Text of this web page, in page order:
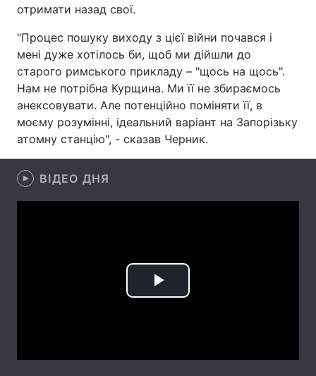
Зброя
Здоров'я Туризм
Цікавинки Погода
Екологія Регіони
Лонгріди
Відео з Youtube
отримати назад свої.
"Процес пошуку виходу з цієї війни почався і
мені дуже хотілось би, щоб ми дійшли до
старого римського прикладу – "щось на щось".
Нам не потрібна Курщина. Ми її не збираємось
анексовувати. Але потенційно поміняти її, в
моєму розумінні, ідеальний варіант на Запорізьку
атомну станцію", - сказав Черник.
ВІДЕО ДНЯ
Play